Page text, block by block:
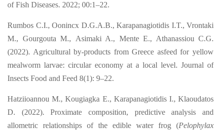
of Fish Diseases. 2022; 00:1–22.
Rumbos C.I., Oonincx D.G.A.B., Karapanagiotidis I.T., Vrontaki
M., Gourgouta M., Asimaki A., Mente E., Athanassiou C.G.
(2022). Agricultural by-products from Greece asfeed for yellow
mealworm larvae: circular economy at a local level. Journal of
Insects Food and Feed 8(1): 9–22.
Hatziioannou M., Kougiagka E., Karapanagiotidis I., Klaoudatos
D. (2022). Proximate composition, predictive analysis and
allometric relationships of the edible water frog (Pelophylax